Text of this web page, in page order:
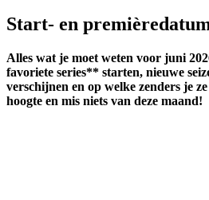
Start- en
Alles wat je moet weten voor juni
favoriete series** starten, nieuwe
verschijnen en op welke zenders je
hoogte en mis niets van deze maand!